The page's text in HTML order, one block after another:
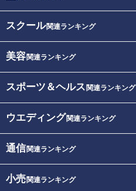
スクール関連ランキング
美容関連ランキング
スポーツ＆ヘルス 関連ランキング
ウエディング関連ランキング
通信関連ランキング
小売関連ランキング